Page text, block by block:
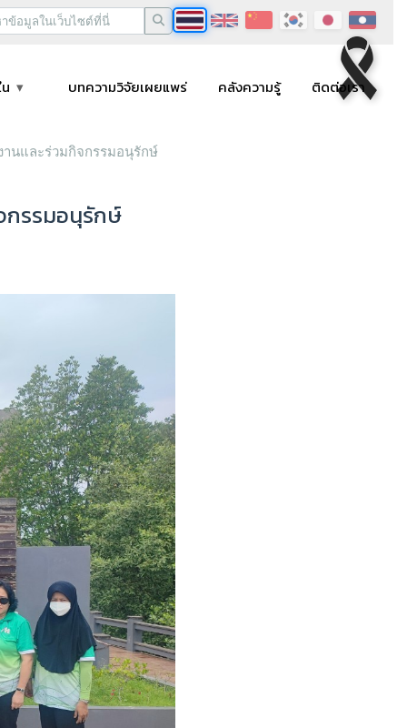
บทความวิจัยเผยแพร่ คลังความรู้ ติดต่อเรา
นและร่วมกิจกรรมอนุรักษ์
กรรมอนุรักษ์